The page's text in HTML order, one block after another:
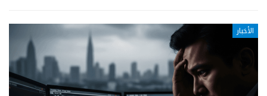
الأخبار